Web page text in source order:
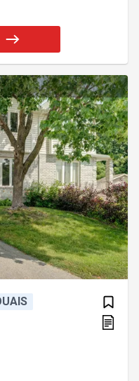
support